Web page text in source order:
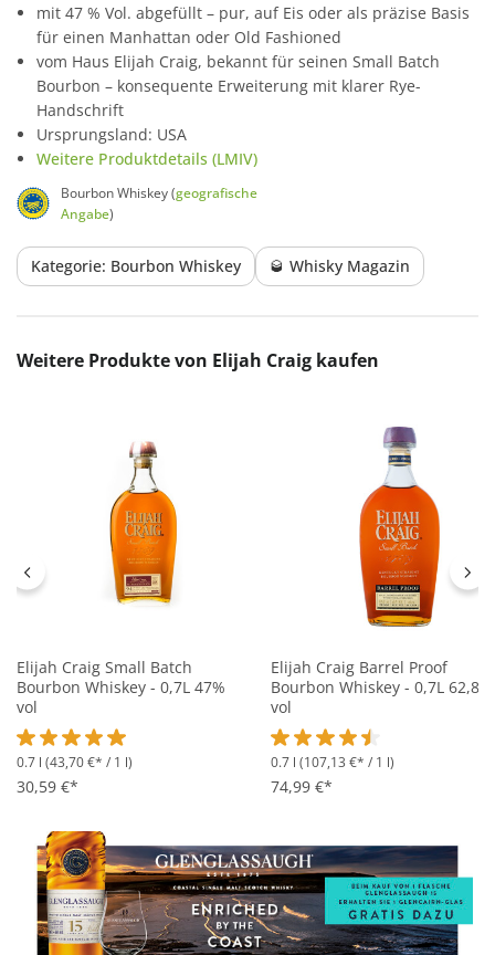
mit 47 % Vol. abgefüllt – pur, auf Eis oder als präzise Basis
für einen Manhattan oder Old Fashioned
vom Haus Elijah Craig, bekannt für seinen Small Batch
Bourbon – konsequente Erweiterung mit klarer Rye-
Handschrift
Ursprungsland: USA
Weitere Produktdetails (LMIV)
Bourbon Whiskey (geografische
Angabe)
Kategorie: Bourbon Whiskey 🥃 Whisky Magazin
Produktgalerie überspringen
Weitere Produkte von Elijah Craig kaufen
Elijah Craig Small Batch
Bourbon Whiskey - 0,7L 47%
vol
Durchschnittliche Bewertung von 5 von 5 Sternen
0.7 l (43,70 €* / 1 l)
30,59 €*
Elijah Craig Barrel Proof
Bourbon Whiskey - 0,7L 62,8%
vol
Durchschnittliche
0.7 l (107,13 €* / 1 l)
74,99 €*